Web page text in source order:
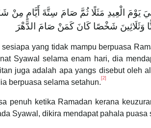
الْعِيدِ مَثَلًا ثُمَّ صَامَ سِتَّةَ أَيَّامٍ مِنْ
وَثَلَاثِينَ شَخْصًا كَانَ كَمَنْ صَامَ الدَّهْرَ
yang tidak mampu berpuasa
Syawal selama enam hari, dia
juga adalah apa yangs disebut oleh
berpuasa selama setahun. [2]
penuh ketika Ramadan kerana
Syawal, dikira mendapat pahala